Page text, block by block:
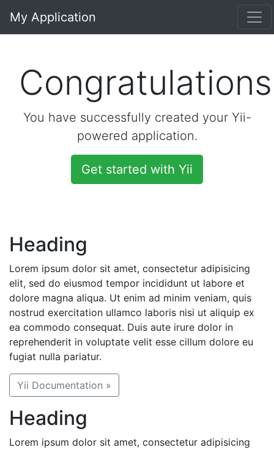
My Application
You have successfully created your Yii-
powered application.
Get started with Yii
Heading
Lorem ipsum dolor sit amet, consectetur adipisicing
elit, sed do eiusmod tempor incididunt ut labore et
dolore magna aliqua. Ut enim ad minim veniam, quis
nostrud exercitation ullamco laboris nisi ut aliquip ex
ea commodo consequat. Duis aute irure dolor in
reprehenderit in voluptate velit esse cillum dolore eu
fugiat nulla pariatur.
Yii Documentation »
Heading
Lorem ipsum dolor sit amet, consectetur adipisicing